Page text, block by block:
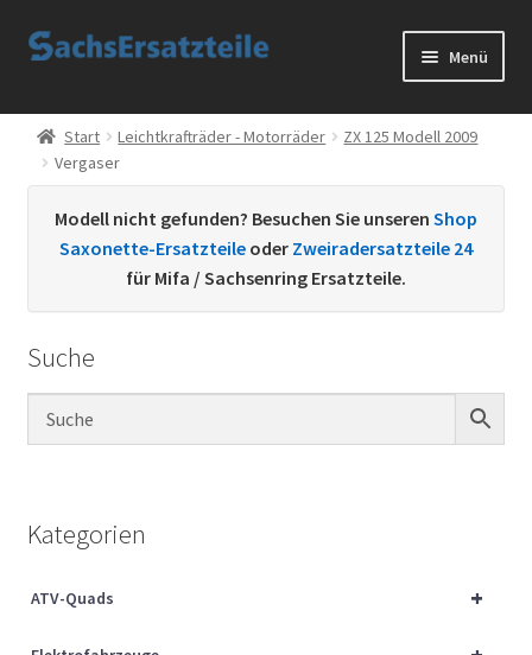
Zur
Zum
Menü
Start
AGB
Datenschutzerklärung
Kontakt
Sachs Ersatzteile
Über uns
Start Leichtkrafträder - Motorräder
ZX 125 Modell 2009
Vergaser
Modell nicht gefunden? Besuchen Sie unseren Shop
Saxonette-Ersatzteile oder Zweiradersatzteile 24
für Mifa / Sachsenring Ersatzteile.
Suche
Kategorien
+
ATV-Quads